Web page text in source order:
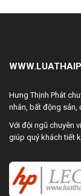
Hưng Thịnh Phát
nhân, bất động sản,
Với đội ngũ chuyên
giúp quý khách tiết